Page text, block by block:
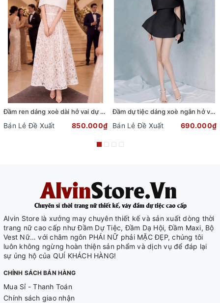
Đầm ren dáng xoè dài hở vai dự tiệc phối dây đai sang trọng
Bán Lẻ Đề Xuất 850.000₫
Đầm dự tiệc dáng xoè ngắn hở vai cột nơ sang trọng (TẶNG KÈM QUẦN SHORT) (Đen)
Bán Lẻ Đề Xuất 690.000₫
Alvin Store là xưởng may chuyên thiết kế và sản xuất dòng thời
trang nữ cao cấp như Đầm Dự Tiệc, Đầm Dạ Hội, Đầm Maxi, Bộ
Vest Nữ… với châm ngôn PHÁI NỮ phải MẶC ĐẸP, chúng tôi
luôn không ngừng hoàn thiện sản phẩm và dịch vụ để đáp lại
sự ủng hộ của QUÍ KHÁCH HÀNG!
CHÍNH SÁCH BÁN HÀNG
Mua Sỉ - Thanh Toán
Chính sách giao nhận